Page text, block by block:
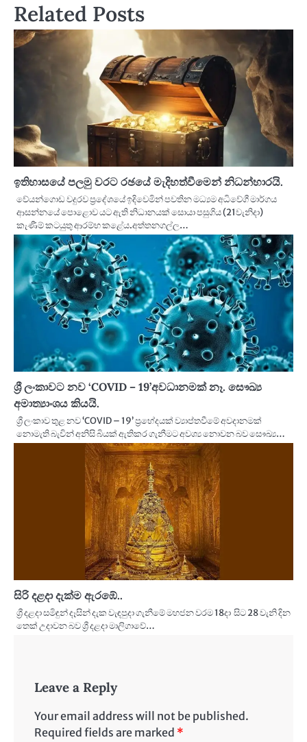
Related Posts
ඉතිහාසයේ පලමු වරට රඡයේ මැදිහත්වීමෙන් නිධන්හාරයි.
වේයන්ගොඩ වදුරව ප්‍රදේශයේ ඉදිවෙමින් පවතින මධ්‍යම අධිවේගී මාර්ගය
ආසන්නයේ පොළොව යට ඇති නිධානයක් සොයා පසුගිය (21වැනිදා)
කැණීම් කටයුතු ආරම්භ කළේය.අත්තනගල්ල…
ශ්‍රී ලංකාවට නව ‘COVID – 19’අවධානමක් නෑ. සෞඛ්‍ය
අමාත්‍යාංශය කියයි.
ශ්‍රී ලංකාව තුළ නව ‘COVID – 19’ ප්‍රභේදයක් ව්‍යාප්තවීමේ අවදානමක්
නොමැති බැවින් අනිසි බියක් ඇතිකර ගැනීමට අවශ්‍ය නොවන බව සෞඛ්‍ය…
සිරි දළදා දැක්ම ඇරඹේ..
ශ්‍රී දළදා සමිඳුන් දෑසින් දැක වැඳපුදා ගැනීමේ මහජන වරම 18දා සිට 28 වැනි දින
තෙක් උදාවන බව ශ්‍රී දළදා මාලිගාවේ…
Leave a Reply
Your email address will not be published.
Required fields are marked *